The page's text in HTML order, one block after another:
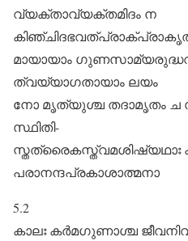
വ്യക്താവ്യക്തമിദം ന
മായായാം
ത്വയ്യാഗതായാം ലയം
നോ മൃത്യുശ്ച തദാമൃതം ച
സ്ഥിതി-
സ്തത്രൈകസ്ത്വമശിഷ്യഥാഃ
പരാനന്ദപ്രകാശാത്മനാ
5.2
കാലഃ കർമഗുണാശ്ച